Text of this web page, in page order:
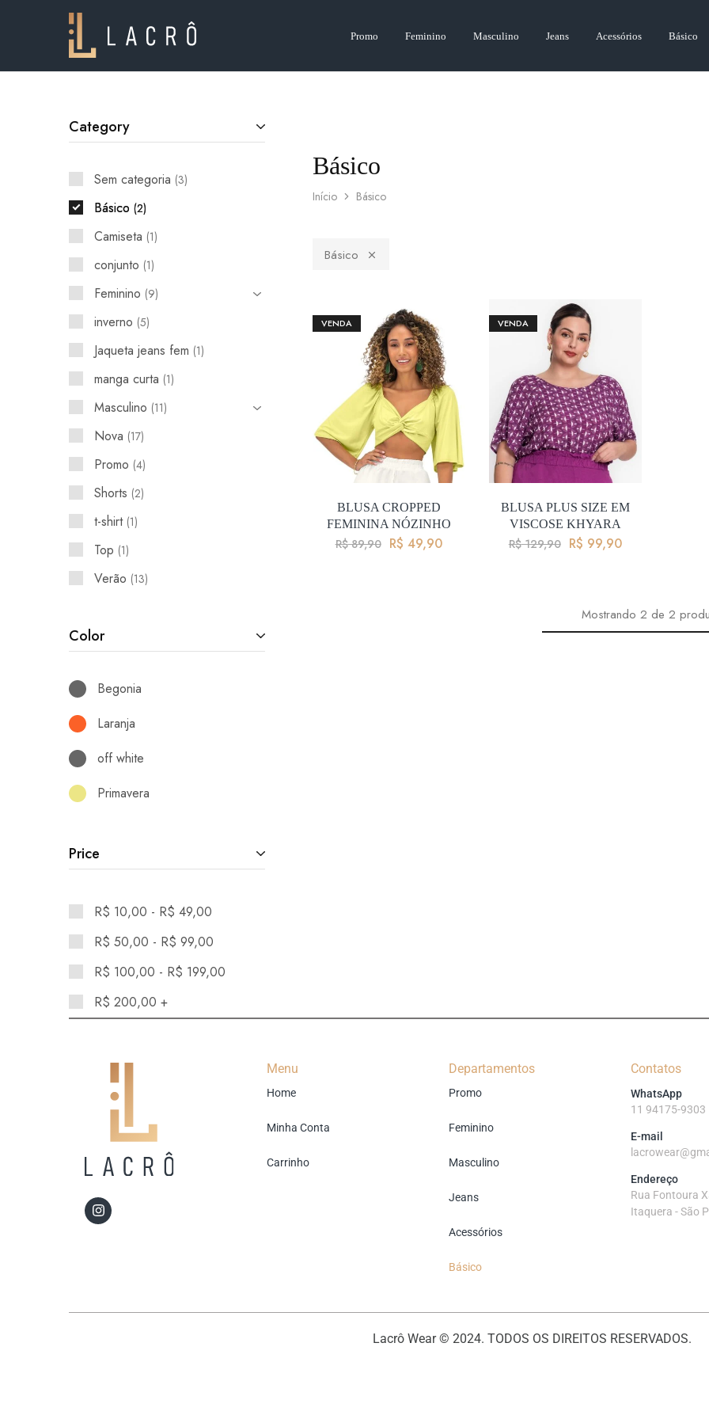
Lacrô
Wear
Promo Feminino Masculino Jeans Acessórios Básico
Básico
Início Básico
Básico
VENDA
BLUSA CROPPED
FEMININA NÓZINHO
R$89,90 R$ 49,90
VENDA
BLUSA PLUS SIZE EM
VISCOSE KHYARA
R$129,90 R$ 99,90
Mostrando 2 de 2
Category
Sem categoria 3
Básico 2
Camiseta 1
conjunto 1
Feminino 9
inverno 5
Jaqueta jeans fem 1
manga curta 1
Masculino 11
Nova 17
Promo 4
Shorts 2
t-shirt 1
Top 1
Verão 13
Color
Begonia
Laranja
off white
Primavera
Price
R$ 10,00 - R$ 49,00
R$ 50,00 - R$ 99,00
R$ 100,00 - R$ 199,00
R$ 200,00 +
Menu
Home
Minha Conta
Carrinho
Departamentos
Promo
Feminino
Masculino
Jeans
Acessórios
Básico
Contatos
WhatsApp
11 94175-9303
E-mail
Endereço
Rua Fontoura
Itaquera - São
Lacrô Wear © 2024. TODOS OS DIREITOS RESERVADOS.